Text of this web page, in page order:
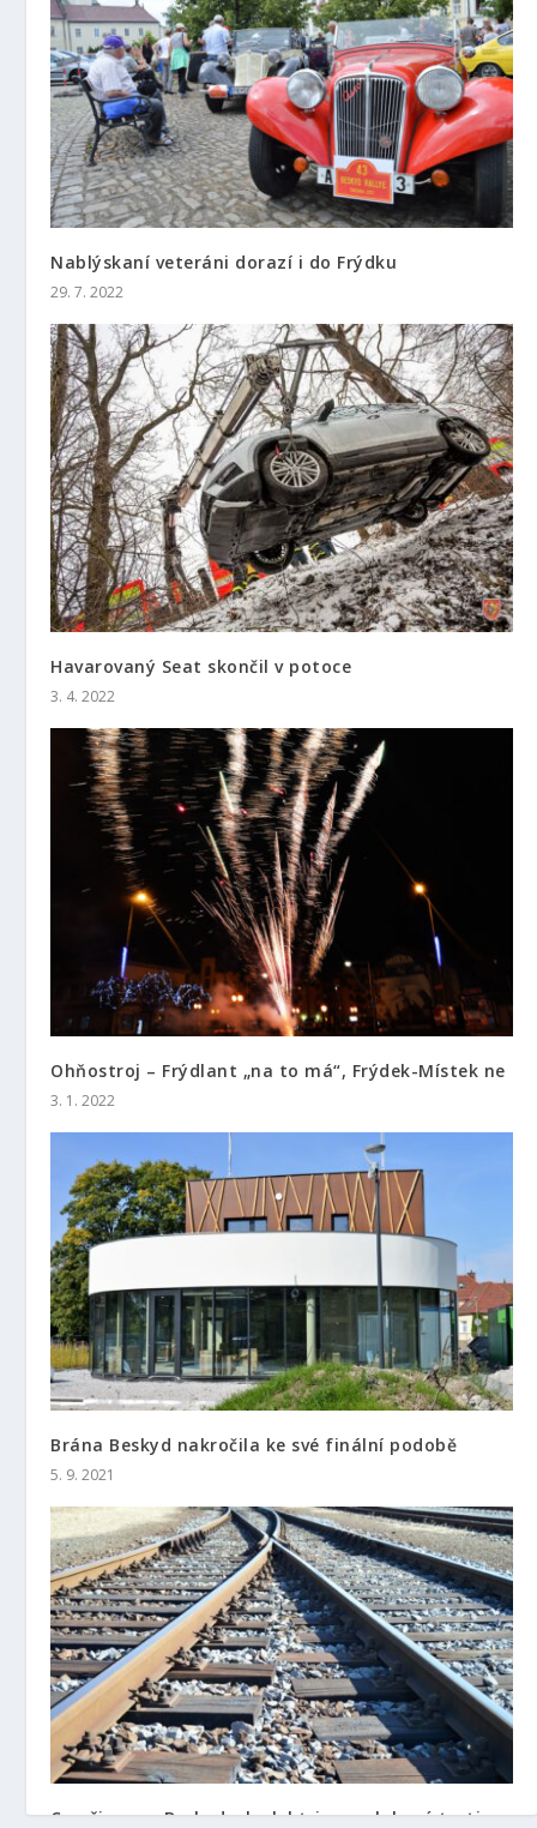
Nablýskaní veteráni dorazí i do Frýdku
29. 7. 2022
Havarovaný Seat skončil v potoce
3. 4. 2022
Ohňostroj – Frýdlant „na to má“, Frýdek-Místek ne
3. 1. 2022
Brána Beskyd nakročila ke své finální podobě
5. 9. 2021
Co přinese v Beskydech elektrizace vlakové trati